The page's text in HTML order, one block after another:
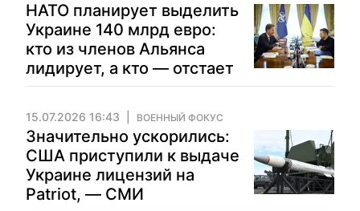
НАТО планирует выделить
Украине 140 млрд евро:
кто из членов Альянса
лидирует, а кто — отстает
15.07.2026 16:43 ВОЕННЫЙ ФОКУС
Значительно ускорились:
США приступили к выдаче
Украине лицензий на
Patriot, — СМИ